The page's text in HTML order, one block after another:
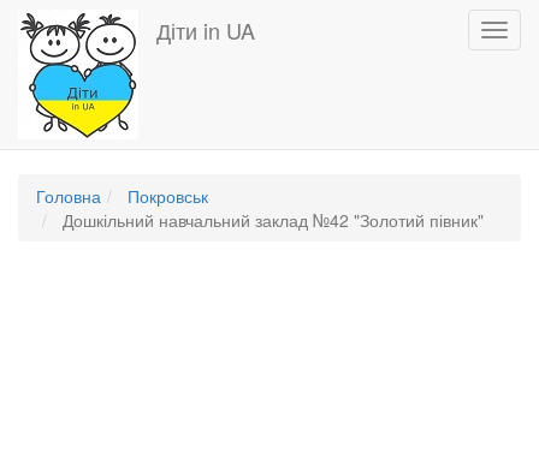
Перейти
основного
вмісту
Діти in UA
Головна
Покровськ
Дошкільний навчальний заклад №42 "Золотий півник"